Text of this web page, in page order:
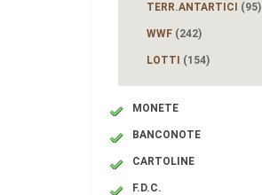
TERR.ANTARTICI (95)
WWF (242)
LOTTI (154)
MONETE
BANCONOTE
CARTOLINE
F.D.C.